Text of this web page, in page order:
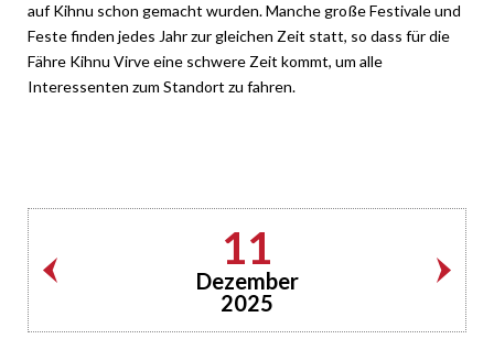
auf Kihnu schon gemacht wurden. Manche große Festivale und
Feste finden jedes Jahr zur gleichen Zeit statt, so dass für die
Fähre Kihnu Virve eine schwere Zeit kommt, um alle
Interessenten zum Standort zu fahren.
11
Dezember
2025